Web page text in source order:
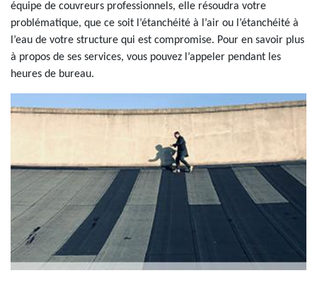
équipe de couvreurs professionnels, elle résoudra votre
problématique, que ce soit l’étanchéité à l’air ou l’étanchéité à
l’eau de votre structure qui est compromise. Pour en savoir plus
à propos de ses services, vous pouvez l’appeler pendant les
heures de bureau.